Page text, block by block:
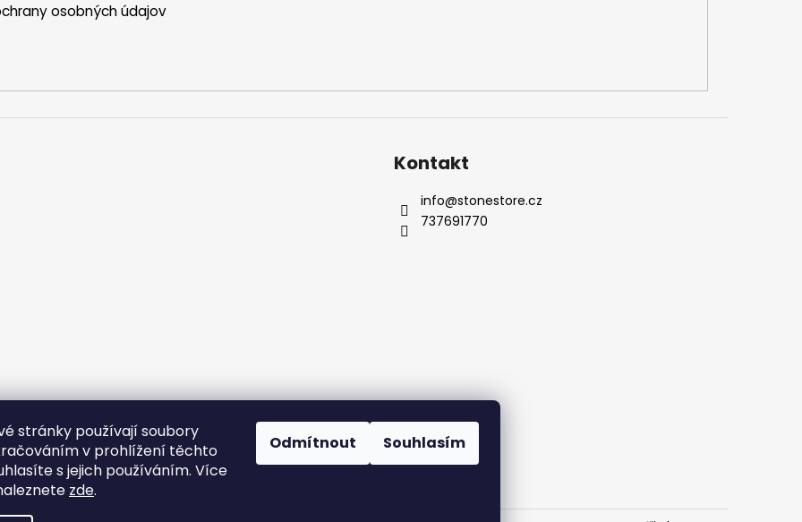
stránky používají soubory
v prohlížení těchto
s jejich používáním. Více
zde.
Odmítnout Souhlasím
osobných údajov
Kontakt
info@stonestore.cz
737691770
podmínky Podmínky ochrany osobních údajů Velkoobchod Kontakty